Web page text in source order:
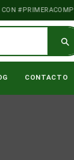
#PRIMERACOMPRA
CONTACTO